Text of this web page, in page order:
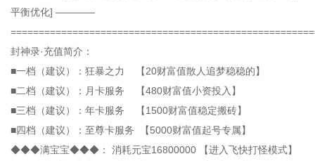
平衡优化] ————
封神录·充值简介：
■一档（建议）：狂暴之力 【20财富值散人追梦稳稳的】
■二档（建议）：月卡服务 【480财富值小资投入】
■三档（建议）：年卡服务 【1500财富值稳定搬砖】
■四档（建议）：至尊卡服务 【5000财富值起号专属】
◆◆◆满宝宝◆◆◆： 消耗元宝16800000 【进入飞快打怪模式】